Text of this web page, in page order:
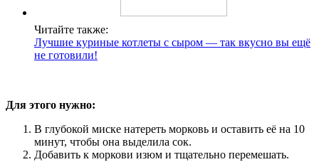
Читайте также:
Лучшие куриные котлеты с сыром — так вкусно вы ещё
не готовили!
Для этого нужно:
В глубокой миске натереть морковь и оставить её на 10
минут, чтобы она выделила сок.
Добавить к моркови изюм и тщательно перемешать.